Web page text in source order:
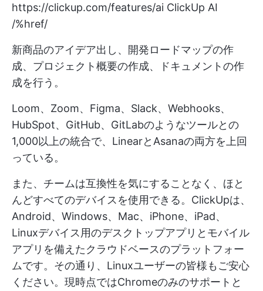
https://clickup.com/features/ai ClickUp AI
/%href/
新商品のアイデア出し、開発ロードマップの作
成、プロジェクト概要の作成、ドキュメントの作
成を行う。
Loom、Zoom、Figma、Slack、Webhooks、
HubSpot、GitHub、GitLabのようなツールとの
1,000以上の統合で、LinearとAsanaの両方を上回
っている。
また、チームは互換性を気にすることなく、ほと
んどすべてのデバイスを使用できる。ClickUpは、
Android、Windows、Mac、iPhone、iPad、
Linuxデバイス用のデスクトップアプリとモバイル
アプリを備えたクラウドベースのプラットフォー
ムです。その通り、Linuxユーザーの皆様もご安心
ください。現時点ではChromeのみのサポートと